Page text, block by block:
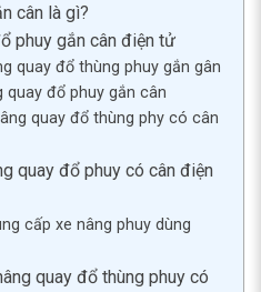
cân là gì?
phuy gắn cân điện tử
quay đổ thùng phuy gắn gân
quay đổ phuy gắn cân
quay đổ thùng phy có cân
quay đổ phuy có cân điện
cấp xe nâng phuy dùng
quay đổ thùng phuy có